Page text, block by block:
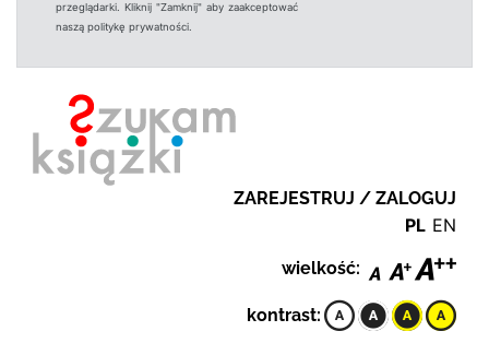
przeglądarki. Kliknij "Zamknij" aby zaakceptować
naszą politykę prywatności.
ZAREJESTRUJ / ZALOGUJ
PL EN
wielkość:
kontrast: